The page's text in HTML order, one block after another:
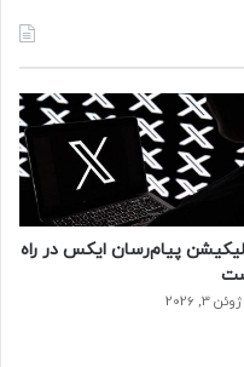
است.
ماسک تغییراتی را نیز در
به اخراج مدیران ارشد،
اخراج هیئت مدیره، خصوصی کردن شرکت و اخراج ۵۰ درصد از
پیام‌رسان ایکس در راه
ژوئن 3, 2026